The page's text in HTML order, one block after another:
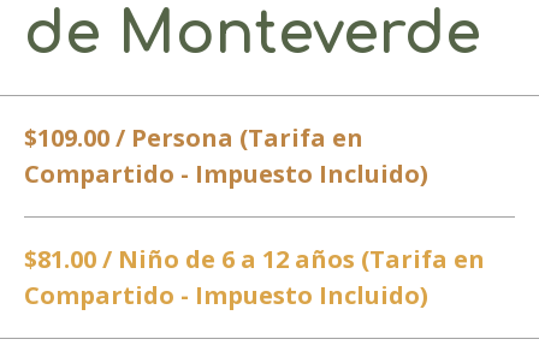
de Monteverde
$109.00 / Persona (Tarifa en
Compartido - Impuesto Incluido)
$81.00 / Niño de 6 a 12 años (Tarifa en
Compartido - Impuesto Incluido)